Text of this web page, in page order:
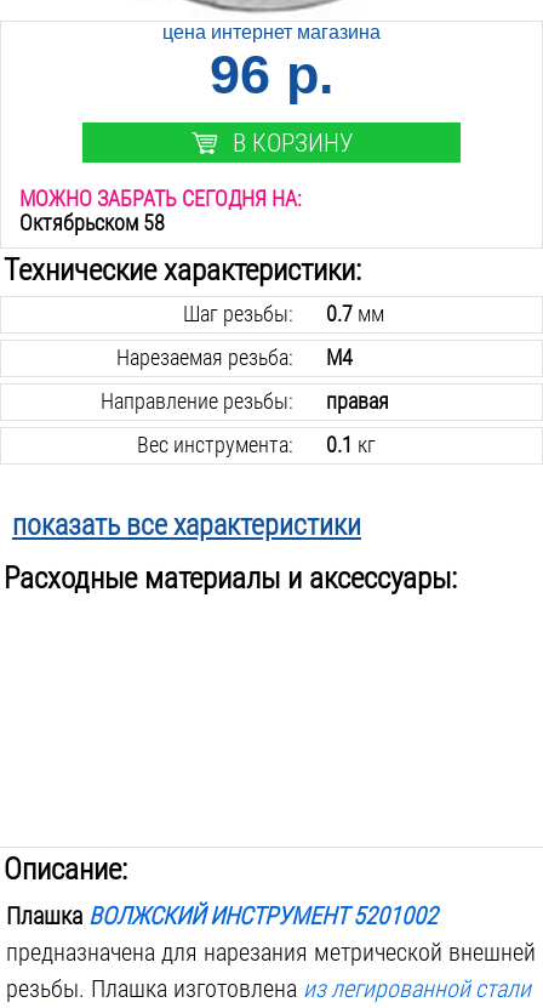
цена интернет магазина
96 р.
В КОРЗИНУ
МОЖНО ЗАБРАТЬ СЕГОДНЯ НА:
Октябрьском 58
Технические характеристики:
Шаг резьбы: 0.7мм
Нарезаемая резьба:
М4
Направление резьбы:
правая
Вес инструмента:
0.1 кг
показать все характеристики
Расходные материалы и аксессуары:
Описание:
Плашка ВОЛЖСКИЙ ИНСТРУМЕНТ 5201002
предназначена для нарезания метрической внешней
резьбы. Плашка изготовлена из легированной стали